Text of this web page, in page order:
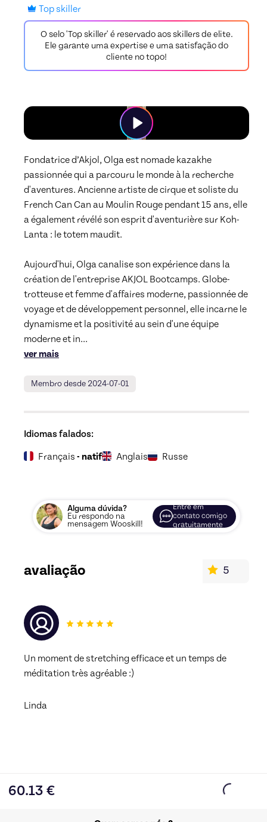
Top skiller
O selo 'Top skiller' é reservado aos skillers de elite.
Ele garante uma expertise e uma satisfação do
cliente no topo!
Fondatrice d’Akjol, Olga est nomade kazakhe
passionnée qui a parcouru le monde à la recherche
d'aventures. Ancienne artiste de cirque et soliste du
French Can Can au Moulin Rouge pendant 15 ans, elle
a également révélé son esprit d'aventurière sur Koh-
Lanta : le totem maudit.
Aujourd'hui, Olga canalise son expérience dans la
création de l'entreprise AKJOL Bootcamps. Globe-
trotteuse et femme d'affaires moderne, passionnée de
voyage et de développement personnel, elle incarne le
dynamisme et la positivité au sein d'une équipe
moderne et in...
ver mais
Membro desde 2024-07-01
Idiomas falados:
Français - natif Anglais Russe
Alguma dúvida?
Eu respondo na
mensagem Wooskill!
Entre em
contato comigo
gratuitamente
avaliação 5
Un moment de stretching efficace et un temps de
méditation très agréable :)
Linda
60.13 €